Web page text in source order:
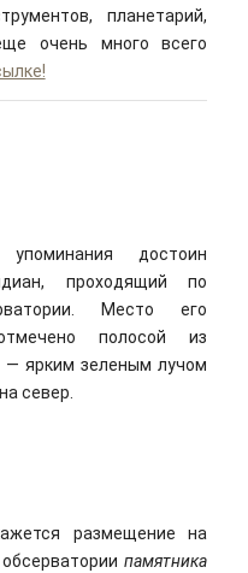
планетарий,
очень много всего
достоин
проходящий по
Место его
полосой из
ярким зеленым лучом
север.
размещение на
обсерваториипамятника